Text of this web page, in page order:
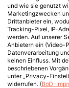
und wie sie genutzt
Marketingzwecken
Drittanbieter ein,
Tracking-Pixel, IP-
werden. Auf unserer
Anbietern ein (Video-
Datenverarbeitung
keinen Einfluss. Mit
beschriebenen
unter „Privacy-
widerrufen. (BoD-